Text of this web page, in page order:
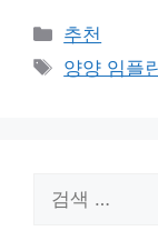
카
테
추천
태
양양 임플
색: